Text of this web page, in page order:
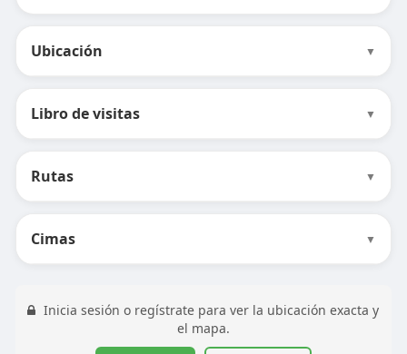
Ubicación ▼
Libro de visitas ▼
Rutas ▼
Cimas ▼
Inicia sesión o regístrate para ver la ubicación exacta y
el mapa.